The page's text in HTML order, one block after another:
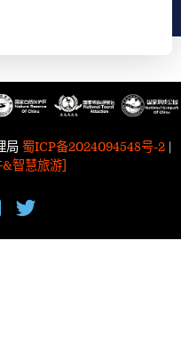
局 蜀ICP备2024094548号-2 |
智慧旅游]